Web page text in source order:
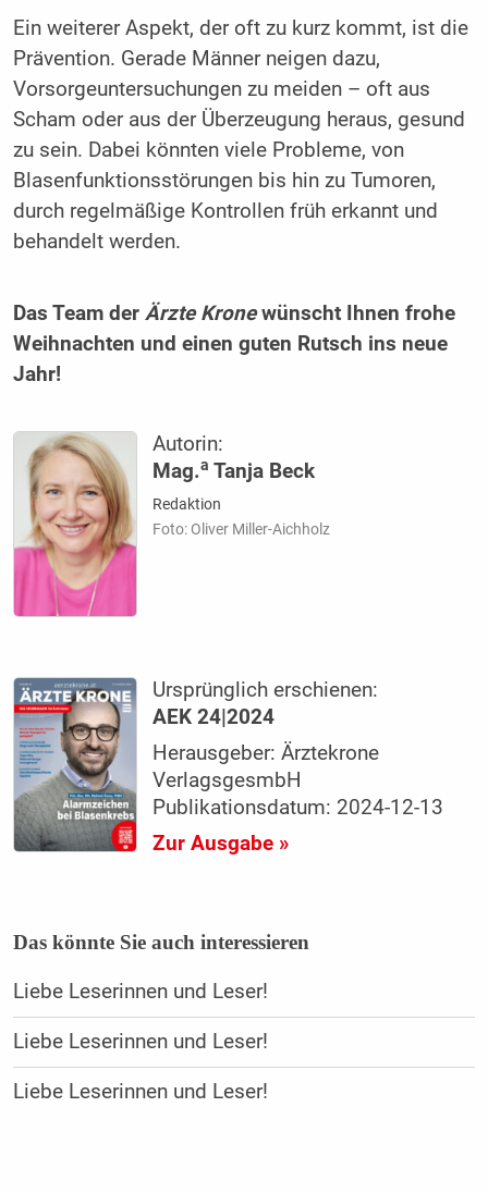
Ein weiterer Aspekt, der oft zu kurz kommt, ist die
Prävention. Gerade Männer neigen dazu,
Vorsorgeuntersuchungen zu meiden – oft aus
Scham oder aus der Überzeugung heraus, gesund
zu sein. Dabei könnten viele Probleme, von
Blasenfunktionsstörungen bis hin zu Tumoren,
durch regelmäßige Kontrollen früh erkannt und
behandelt werden.
Das Team der Ärzte Kronewünscht Ihnen frohe
Weihnachten und einen guten Rutsch ins neue
Jahr!
Autorin:
Mag.a Tanja Beck
Redaktion
Foto: Oliver Miller-Aichholz
Ursprünglich erschienen:
AEK 24|2024
Herausgeber: Ärztekrone
VerlagsgesmbH
Publikationsdatum: 2024-12-13
Zur Ausgabe »
Das könnte Sie auch interessieren
Liebe Leserinnen und Leser!
Liebe Leserinnen und Leser!
Liebe Leserinnen und Leser!